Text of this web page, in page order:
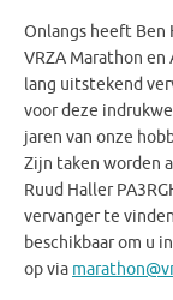
Onlangs heeft Ben
VRZA Marathon en
lang uitstekend
voor deze
jaren van onze
Zijn taken worden
Ruud Haller
vervanger te
beschikbaar om u
op via